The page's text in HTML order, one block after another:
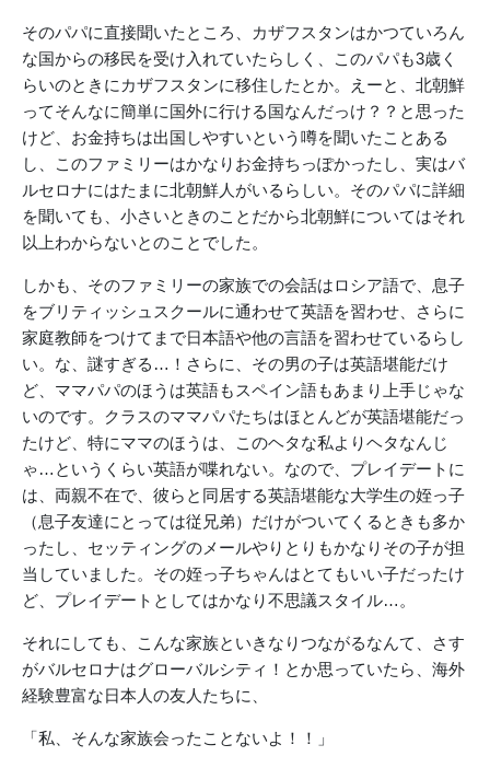
そのパパに直接聞いたところ、カザフスタンはかつていろん
な国からの移民を受け入れていたらしく、このパパも3歳く
らいのときにカザフスタンに移住したとか。えーと、北朝鮮
ってそんなに簡単に国外に行ける国なんだっけ？？と思った
けど、お金持ちは出国しやすいという噂を聞いたことある
し、このファミリーはかなりお金持ちっぽかったし、実はバ
ルセロナにはたまに北朝鮮人がいるらしい。そのパパに詳細
を聞いても、小さいときのことだから北朝鮮についてはそれ
以上わからないとのことでした。
しかも、そのファミリーの家族での会話はロシア語で、息子
をブリティッシュスクールに通わせて英語を習わせ、さらに
家庭教師をつけてまで日本語や他の言語を習わせているらし
い。な、謎すぎる…！さらに、その男の子は英語堪能だけ
ど、ママパパのほうは英語もスペイン語もあまり上手じゃな
いのです。クラスのママパパたちはほとんどが英語堪能だっ
たけど、特にママのほうは、このヘタな私よりヘタなんじ
ゃ…というくらい英語が喋れない。なので、プレイデートに
は、両親不在で、彼らと同居する英語堪能な大学生の姪っ子
（息子友達にとっては従兄弟）だけがついてくるときも多か
ったし、セッティングのメールやりとりもかなりその子が担
当していました。その姪っ子ちゃんはとてもいい子だったけ
ど、プレイデートとしてはかなり不思議スタイル…。
それにしても、こんな家族といきなりつながるなんて、さす
がバルセロナはグローバルシティ！とか思っていたら、海外
経験豊富な日本人の友人たちに、
「私、そんな家族会ったことないよ！！」